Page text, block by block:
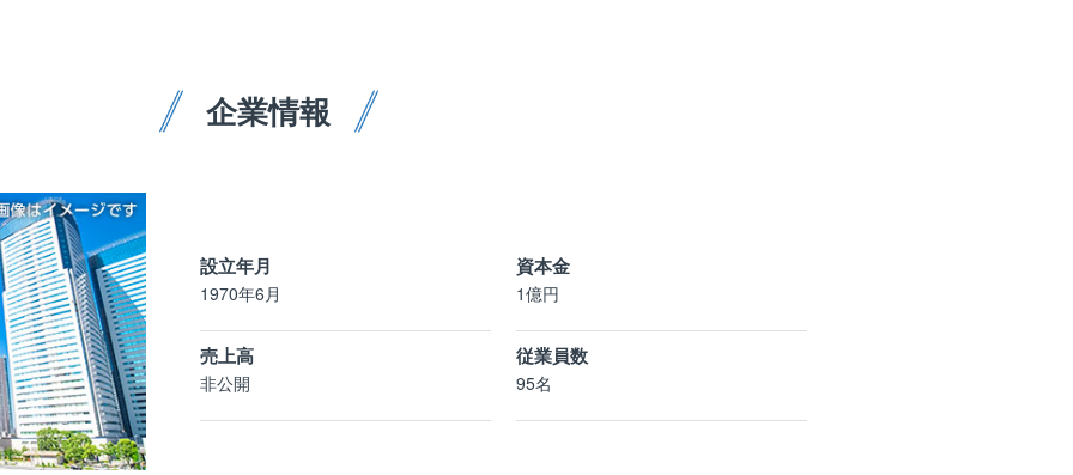
企業情報
設立年月
1970年6月
資本金
1億円
売上高
非公開
従業員数
95名